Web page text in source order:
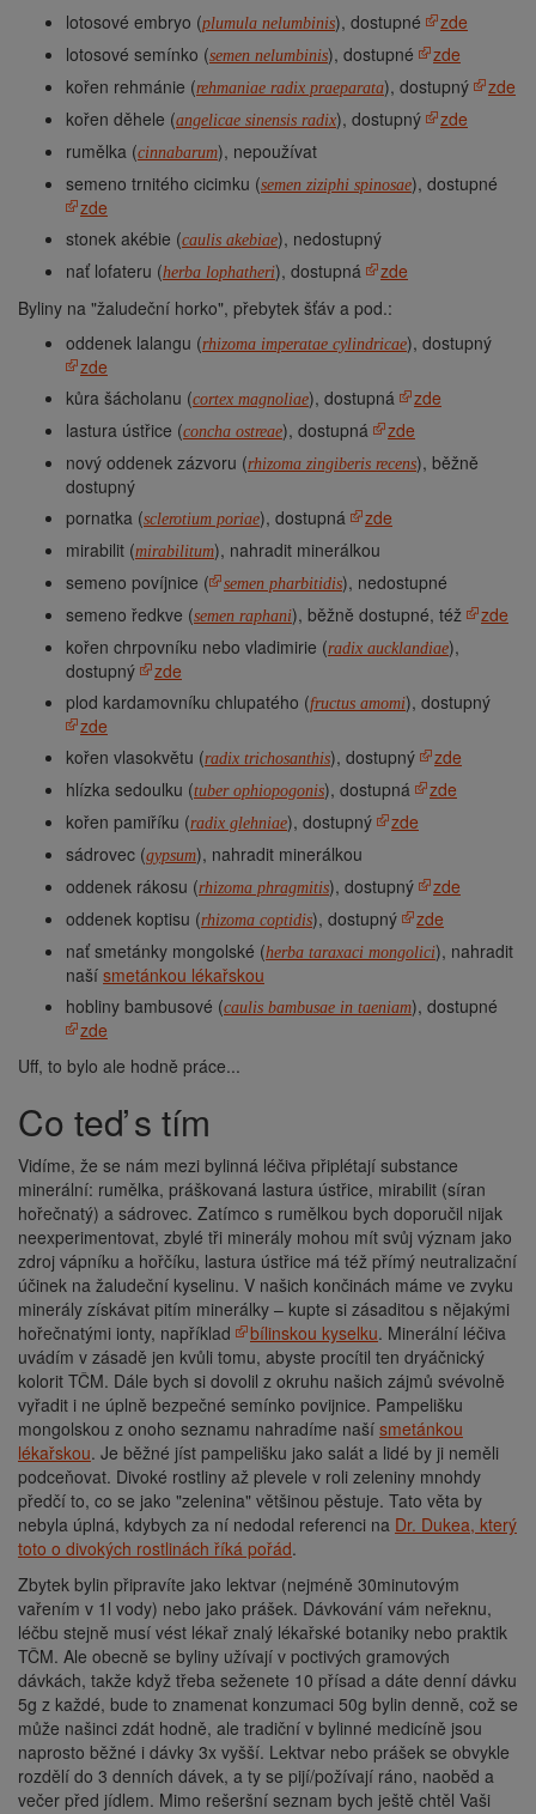
lotosové embryo (plumula nelumbinis), dostupné
zde
lotosové semínko (semen nelumbinis), dostupné
zde
kořen rehmánie (rehmaniae radix praeparata), dostupný
zde
kořen děhele (angelicae sinensis radix), dostupný
zde
rumělka (cinnabarum), nepoužívat
semeno trnitého cicimku (semen ziziphi spinosae), dostupné
zde
stonek akébie (caulis akebiae), nedostupný
nať lofateru (herba lophatheri), dostupná
zde
Byliny na "žaludeční horko", přebytek šťáv a pod.:
oddenek lalangu (rhizoma imperatae cylindricae), dostupný
zde
kůra šácholanu (cortex magnoliae), dostupná
zde
lastura ústřice (concha ostreae), dostupná
zde
nový oddenek zázvoru (rhizoma zingiberis recens), běžně
dostupný
pornatka (sclerotium poriae), dostupná
zde
mirabilit (mirabilitum), nahradit minerálkou
semeno povíjnice (
semen pharbitidis), nedostupné
semeno ředkve (semen raphani), běžně dostupné, též
zde
kořen chrpovníku nebo vladimirie (radix aucklandiae),
dostupný
zde
plod kardamovníku chlupatého (fructus amomi), dostupný
zde
kořen vlasokvětu (radix trichosanthis), dostupný
zde
hlízka sedoulku (tuber ophiopogonis), dostupná
zde
kořen pamiříku (radix glehniae), dostupný
zde
sádrovec (gypsum), nahradit minerálkou
oddenek rákosu (rhizoma phragmitis), dostupný
zde
oddenek koptisu (rhizoma coptidis), dostupný
zde
nať smetánky mongolské (herba taraxaci mongolici), nahradit
naší smetánkou lékařskou
hobliny bambusové (caulis bambusae in taeniam), dostupné
zde
Uff, to bylo ale hodně práce...
Co teď s tím
Vidíme, že se nám mezi bylinná léčiva připlétají substance
minerální: rumělka, práškovaná lastura ústřice, mirabilit (síran
hořečnatý) a sádrovec. Zatímco s rumělkou bych doporučil nijak
neexperimentovat, zbylé tři minerály mohou mít svůj význam jako
zdroj vápníku a hořčíku, lastura ústřice má též přímý neutralizační
účinek na žaludeční kyselinu. V našich končinách máme ve zvyku
minerály získávat pitím minerálky – kupte si zásaditou s nějakými
hořečnatými ionty, například
bílinskou kyselku. Minerální léčiva
uvádím v zásadě jen kvůli tomu, abyste procítil ten dryáčnický
kolorit TČM. Dále bych si dovolil z okruhu našich zájmů svévolně
vyřadit i ne úplně bezpečné semínko povijnice. Pampelišku
mongolskou z onoho seznamu nahradíme naší smetánkou
lékařskou. Je běžné jíst pampelišku jako salát a lidé by ji neměli
podceňovat. Divoké rostliny až plevele v roli zeleniny mnohdy
předčí to, co se jako "zelenina" většinou pěstuje. Tato věta by
nebyla úplná, kdybych za ní nedodal referenci na Dr. Dukea, který
toto o divokých rostlinách říká pořád.
Zbytek bylin připravíte jako lektvar (nejméně 30minutovým
vařením v 1l vody) nebo jako prášek. Dávkování vám neřeknu,
léčbu stejně musí vést lékař znalý lékařské botaniky nebo praktik
TČM. Ale obecně se byliny užívají v poctivých gramových
dávkách, takže když třeba seženete 10 přísad a dáte denní dávku
5g z každé, bude to znamenat konzumaci 50g bylin denně, což se
může našinci zdát hodně, ale tradiční v bylinné medicíně jsou
naprosto běžné i dávky 3x vyšší. Lektvar nebo prášek se obvykle
rozdělí do 3 denních dávek, a ty se pijí/požívají ráno, naoběd a
večer před jídlem. Mimo rešeršní seznam bych ještě chtěl Vaši